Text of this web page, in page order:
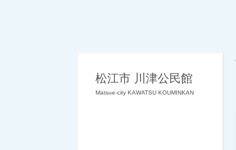
松江市 川津公民館
Matsue-city KAWATSU KOUMINKAN